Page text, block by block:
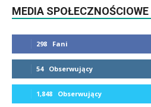
MEDIA SPOŁECZNOŚCIOWE
298 Fani
54 Obserwujący
1,848 Obserwujący